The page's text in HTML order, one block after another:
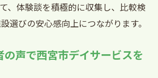
イサービスの雰囲気や特徴を口
確認
ツ
、体験談を積極的に収集し、比較検
選びの安心感向上につながります。
の声で西宮市デイサービスを